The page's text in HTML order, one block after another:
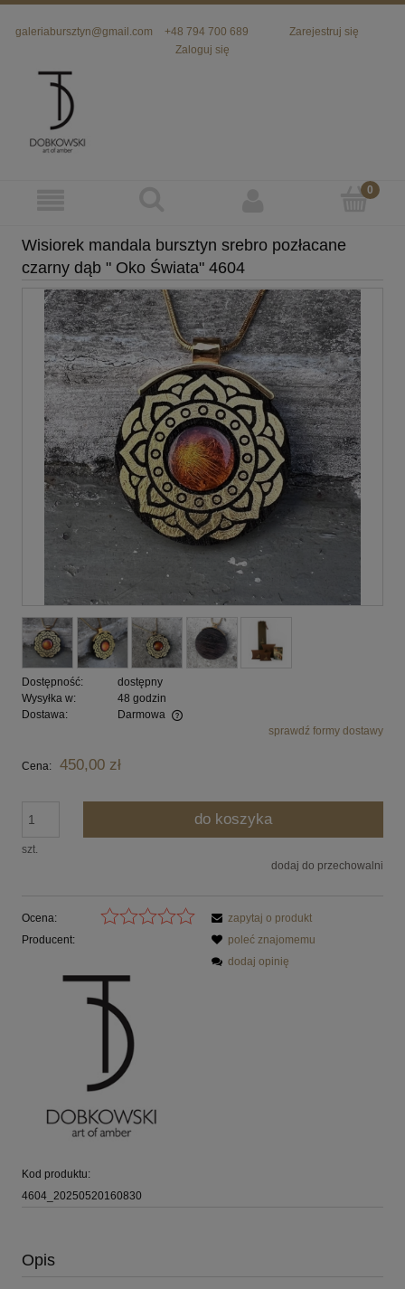
galeriabursztyn@gmail.com +48 794 700 689
Zarejestruj się
Zaloguj się
Wisiorek mandala bursztyn srebro pozłacane
czarny dąb " Oko Świata" 4604
Dostępność:
dostępny
Wysyłka w:
48 godzin
Dostawa:
Darmowa
Cena nie zawiera ewentualnych kosztów płatnościsprawdź formy dostawy
Cena: 450,00 zł
szt.
do koszyka
dodaj do przechowalni
Ocena:
Producent:
Kod produktu:
4604_20250520160830
zapytaj o produkt
poleć znajomemu
dodaj opinię
Opis